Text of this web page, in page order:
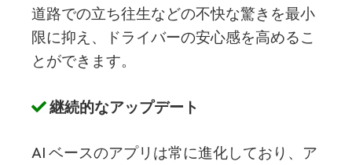
道路での立ち往生などの不快な驚きを最小
限に抑え、ドライバーの安心感を高めるこ
とができます。
継続的なアップデート
AI ベースのアプリは常に進化しており、ア